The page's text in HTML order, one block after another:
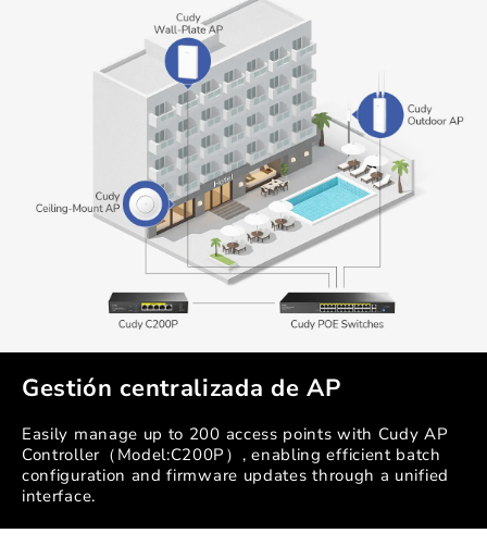
Gestión centralizada de AP
Easily manage up to 200 access points with Cudy AP
Controller（Model:C200P）, enabling efficient batch
configuration and firmware updates through a unified
interface.